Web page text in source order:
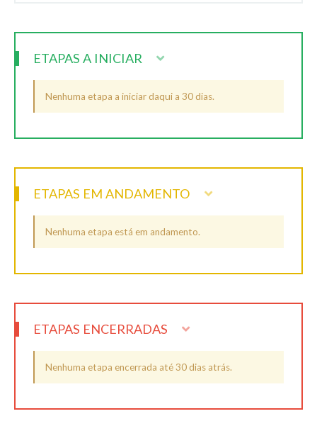
ETAPAS A INICIAR
Nenhuma etapa a iniciar daqui a 30 dias.
ETAPAS EM ANDAMENTO
Nenhuma etapa está em andamento.
ETAPAS ENCERRADAS
Nenhuma etapa encerrada até 30 dias atrás.